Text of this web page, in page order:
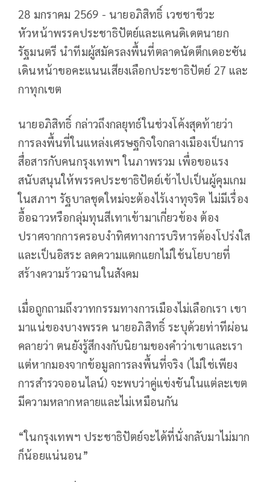
28 มกราคม 2569 - นายอภิสิทธิ์ เวชชาชีวะ
หัวหน้าพรรคประชาธิปัตย์และแคนดิเดตนายก
รัฐมนตรี นำทีมผู้สมัครลงพื้นที่ตลาดนัดตึกเดอะซัน
เดินหน้าขอคะแนนเสียงเลือกประชาธิปัตย์ 27 และ
กาทุกเขต
นายอภิสิทธิ์ กล่าวถึงกลยุทธ์ในช่วงโค้งสุดท้ายว่า
การลงพื้นที่ในแหล่งเศรษฐกิจใจกลางเมืองเป็นการ
สื่อสารกับคนกรุงเทพฯ ในภาพรวม เพื่อขอแรง
สนับสนุนให้พรรคประชาธิปัตย์เข้าไปเป็นผู้คุมเกม
ในสภาฯ รัฐบาลชุดใหม่จะต้องไร้เงาทุจริต ไม่มีเรื่อง
อื้อฉาวหรือกลุ่มทุนสีเทาเข้ามาเกี่ยวข้อง ต้อง
ปราศจากการครอบงำทิศทางการบริหารต้องโปร่งใส
และเป็นอิสระ ลดความแตกแยกไม่ใช้นโยบายที่
สร้างความร้าวฉานในสังคม
เมื่อถูกถามถึงวาทกรรมทางการเมืองไม่เลือกเรา เขา
มาแน่ของบางพรรค นายอภิสิทธิ์ ระบุด้วยท่าทีผ่อน
คลายว่า ตนยังรู้สึกงงกับนิยามของคำว่าเขาและเรา
แต่หากมองจากข้อมูลการลงพื้นที่จริง (ไม่ใช่เพียง
การสำรวจออนไลน์) จะพบว่าคู่แข่งขันในแต่ละเขต
มีความหลากหลายและไม่เหมือนกัน
“ในกรุงเทพฯ ประชาธิปัตย์จะได้ที่นั่งกลับมาไม่มาก
ก็น้อยแน่นอน”